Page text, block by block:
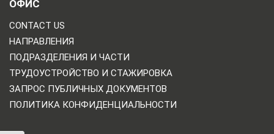
ОФИС
CONTACT US
НАПРАВЛЕНИЯ
ПОДРАЗДЕЛЕНИЯ И ЧАСТИ
ТРУДОУСТРОЙСТВО И СТАЖИРОВКА
ЗАПРОС ПУБЛИЧНЫХ ДОКУМЕНТОВ
ПОЛИТИКА КОНФИДЕНЦИАЛЬНОСТИ